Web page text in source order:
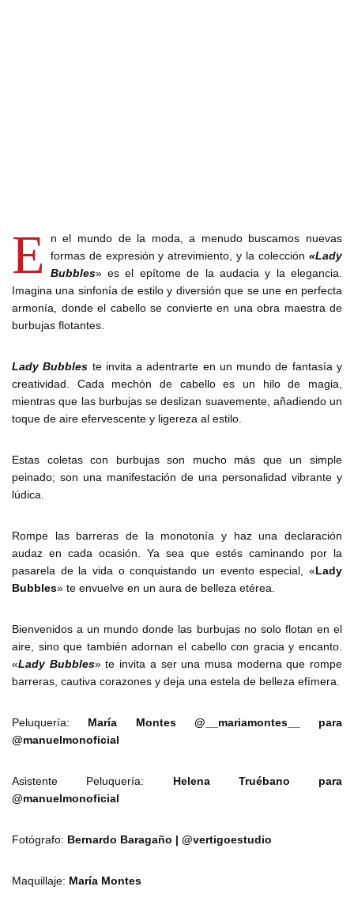
E
n el mundo de la moda, a menudo buscamos nuevas
formas de expresión y atrevimiento, y la colección «Lady
Bubbles» es el epítome de la audacia y la elegancia.
Imagina una sinfonía de estilo y diversión que se une en perfecta
armonía, donde el cabello se convierte en una obra maestra de
burbujas flotantes.
Lady Bubbles te invita a adentrarte en un mundo de fantasía y
creatividad. Cada mechón de cabello es un hilo de magia,
mientras que las burbujas se deslizan suavemente, añadiendo un
toque de aire efervescente y ligereza al estilo.
Estas coletas con burbujas son mucho más que un simple
peinado; son una manifestación de una personalidad vibrante y
lúdica.
Rompe las barreras de la monotonía y haz una declaración
audaz en cada ocasión. Ya sea que estés caminando por la
pasarela de la vida o conquistando un evento especial, « Lady
Bubbles» te envuelve en un aura de belleza etérea.
Bienvenidos a un mundo donde las burbujas no solo flotan en el
aire, sino que también adornan el cabello con gracia y encanto.
«Lady Bubbles» te invita a ser una musa moderna que rompe
barreras, cautiva corazones y deja una estela de belleza efímera.
Peluquería: María Montes @__mariamontes__ para
@manuelmonoficial
Asistente Peluquería: Helena Truébano para
@manuelmonoficial
Fotógrafo: Bernardo Baragaño | @vertigoestudio
Maquillaje: María Montes